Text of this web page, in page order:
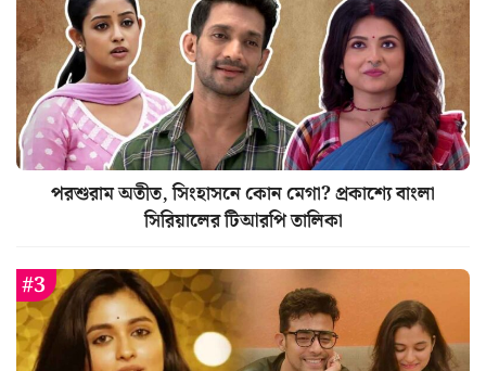
পরশুরাম অতীত, সিংহাসনে কোন মেগা? প্রকাশ্যে বাংলা
সিরিয়ালের টিআরপি তালিকা